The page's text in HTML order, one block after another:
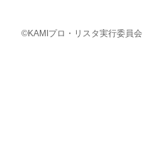
​©️KAMIプロ・リスタ実行委員会